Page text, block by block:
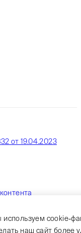
от 19.04.2023
используем cookie-
наш сайт более